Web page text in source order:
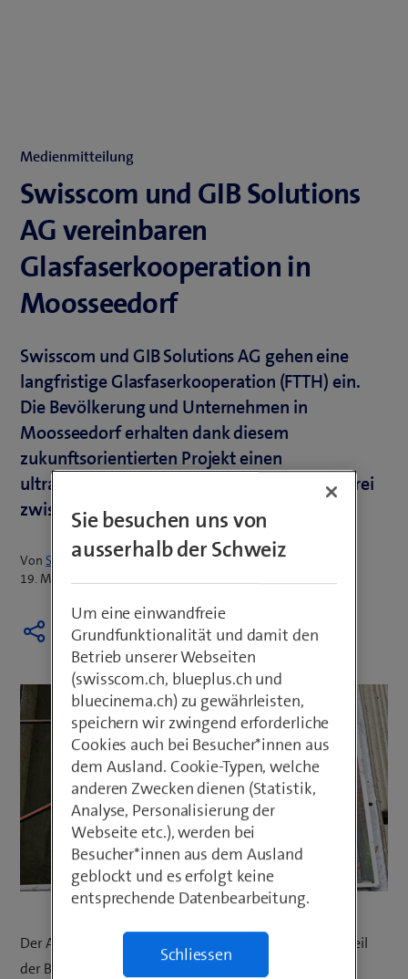
Medienmitteilung
Swisscom und GIB Solutions
AG vereinbaren
Glasfaserkooperation in
Moosseedorf
Swisscom und GIB Solutions AG gehen eine
langfristige Glasfaserkooperation (FTTH) ein.
Die Bevölkerung und Unternehmen in
Moosseedorf erhalten dank diesem
zukunftsorientierten Projekt einen
ultraschnellen Internetzugang und können frei
zwischen verschiedenen Anbietern wählen.
Von Sabrina Hubacher
19. März 2025
Der Anschluss an die digitale Welt ist für einen Grossteil
der Bevölkerung unverzichtbar. Viele internetbasierte
Sie besuchen uns von
ausserhalb der Schweiz
Um eine einwandfreie
Grundfunktionalität und damit den
Betrieb unserer Webseiten
(swisscom.ch, blueplus.ch und
bluecinema.ch) zu gewährleisten,
speichern wir zwingend erforderliche
Cookies auch bei Besucher*innen aus
dem Ausland. Cookie-Typen, welche
anderen Zwecken dienen (Statistik,
Analyse, Personalisierung der
Webseite etc.), werden bei
Besucher*innen aus dem Ausland
geblockt und es erfolgt keine
entsprechende Datenbearbeitung.
Schliessen